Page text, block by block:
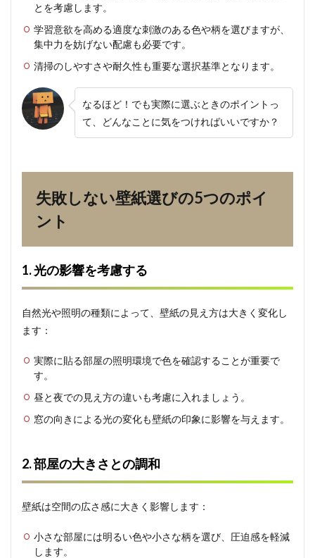
ンプ
の確
認
4
ある
失敗
パタ
ーン
Q&A
形式
で解
まと
な空
間づ
くり
一歩
とを考慮します。
学習意欲を高める適度な刺激のある色や柄を選びますが、
集中力を妨げない配慮も必要です。
清掃のしやすさや耐久性も重要な選択基準となります。
なるほど！でも実際に選ぶときのポイントっ
て、どんなことに気をつければいいですか？
失敗しない壁紙選びの5つのポイ
ント
1. 光の影響を考慮する
自然光や照明の種類によって、壁紙の見え方は大きく変化し
ます：
実際に貼る部屋の照明環境で色を確認することが重要で
す。
昼と夜での見え方の違いも考慮に入れましょう。
窓の向きによる光の変化も壁紙の印象に影響を与えます。
2. 部屋の大きさとの調和
壁紙は空間の広さ感に大きく影響します：
小さな部屋には明るい色や小さな柄を選び、圧迫感を軽減
します。